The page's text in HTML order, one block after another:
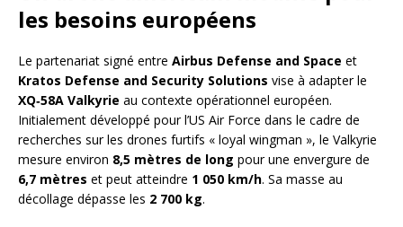
les besoins européens
Le partenariat signé entre Airbus Defense and Space et
Kratos Defense and Security Solutions vise à adapter le
XQ‑58A Valkyrie au contexte opérationnel européen.
Initialement développé pour l’US Air Force dans le cadre de
recherches sur les drones furtifs « loyal wingman », le Valkyrie
mesure environ 8,5 mètres de long pour une envergure de
6,7 mètres et peut atteindre 1 050 km/h. Sa masse au
décollage dépasse les 2 700 kg.